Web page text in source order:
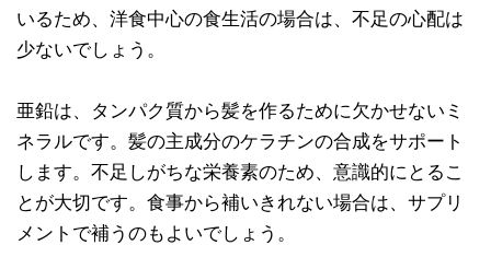
いるため、洋食中心の食生活の場合は、不足の心配は
少ないでしょう。
亜鉛は、タンパク質から髪を作るために欠かせないミ
ネラルです。髪の主成分のケラチンの合成をサポート
します。不足しがちな栄養素のため、意識的にとるこ
とが大切です。食事から補いきれない場合は、サプリ
メントで補うのもよいでしょう。